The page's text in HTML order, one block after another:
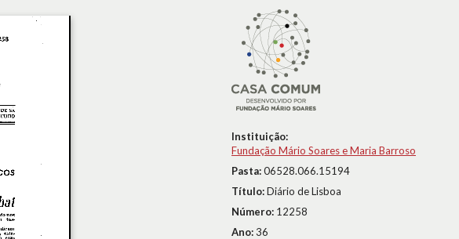
Instituição:
Fundação Mário Soares e Maria Barroso
Pasta:06528.066.15194
Título:Diário de Lisboa
Número: 12258
Ano:36